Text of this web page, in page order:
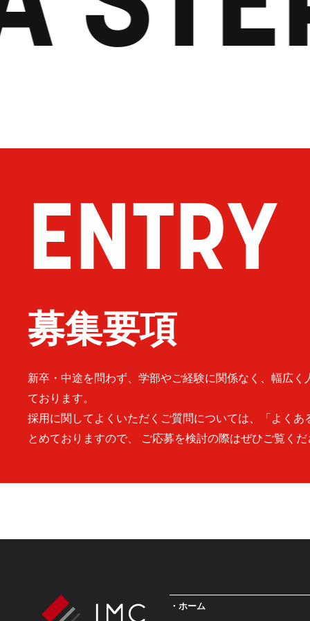
ENTRY
募集要項
新卒・中途を問わず、学部やご経験に関係なく、幅広く
ております。
採用に関してよくいただくご質問については、「よくあ
とめておりますので、 ご応募を検討の際はぜひご覧く
ホーム